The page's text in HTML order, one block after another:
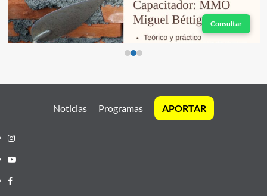
Consultar
Noticias Programas APORTAR
Instagram
Youtube
Facebook